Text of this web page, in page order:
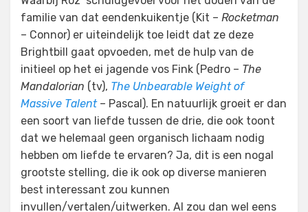
familie van dat eendenkuikentje (Kit – Rocketman
– Connor) er uiteindelijk toe leidt dat ze deze
Brightbill gaat opvoeden, met de hulp van de
initieel op het ei jagende vos Fink (Pedro – The
Mandalorian (tv), The Unbearable Weight of
Massive Talent– Pascal). En natuurlijk groeit er dan
een soort van liefde tussen de drie, die ook toont
dat we helemaal geen organisch lichaam nodig
hebben om liefde te ervaren? Ja, dit is een nogal
grootste stelling, die ik ook op diverse manieren
best interessant zou kunnen
invullen/vertalen/uitwerken. Al zou dan wel eens